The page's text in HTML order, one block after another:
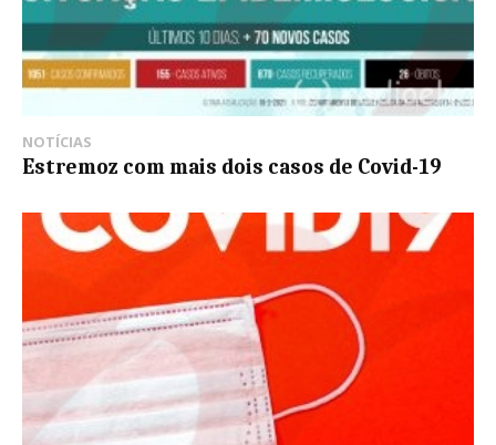
NOTÍCIAS
Estremoz com mais dois casos de Covid-19